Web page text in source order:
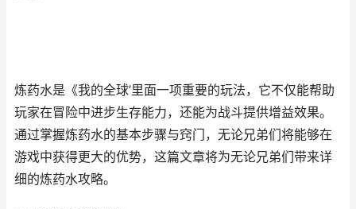
炼药水是《我的全球’里面一项重要的玩法，它不仅能帮助
玩家在冒险中进步生存能力，还能为战斗提供增益效果。
通过掌握炼药水的基本步骤与窍门，无论兄弟们将能够在
游戏中获得更大的优势，这篇文章将为无论兄弟们带来详
细的炼药水攻略。